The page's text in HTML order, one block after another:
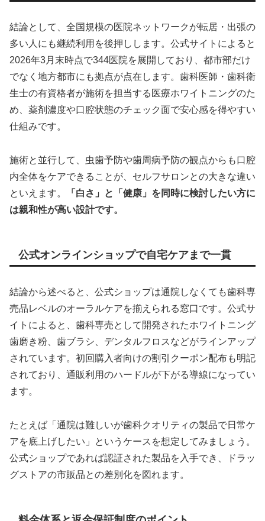
結論として、全国規模の医院ネットワークが転居・出張の
多い人にも継続利用を後押しします。公式サイトによると
2026年3月末時点で344医院を展開しており、都市部だけ
でなく地方都市にも拠点が点在します。歯科医師・歯科衛
生士の有資格者が施術を担当する医療ホワイトニングのた
め、薬剤濃度や口腔状態のチェック面で安心感を得やすい
仕組みです。
施術と並行して、虫歯予防や歯周病予防の観点からも口腔
内全体をケアできることが、セルフサロンとの大きな違い
といえます。
「白さ」と「健康」を同時に検討したい方に
は親和性が高い設計です。
公式オンラインショップで自宅ケアまで一貫
結論から述べると、公式ショップは通院しなくても歯科専
売品レベルのオーラルケアを揃えられる窓口です。公式サ
イトによると、歯科専売として開発されたホワイトニング
歯磨き粉、歯ブラシ、デンタルフロスなどがラインアップ
されています。初回購入者向けの割引クーポン配布も明記
されており、通販利用のハードルが下がる導線になってい
ます。
たとえば「通院は難しいが歯科クオリティの製品で日常ケ
アを底上げしたい」というケースを想定してみましょう。
公式ショップであれば認証された製品を入手でき、ドラッ
グストアの市販品との差別化を図れます。